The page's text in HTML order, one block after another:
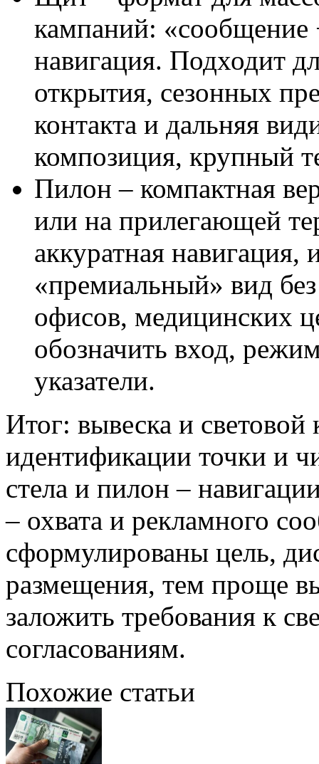
кампаний: «сообщение
навигация. Подходит
открытия, сезонных
контакта и дальняя
композиция, крупный
Пилон – компактная
или на прилегающей
аккуратная
«премиальный» вид
офисов, медицинских
обозначить вход,
указатели.
Итог: вывеска и
идентификации точки и
стела и пилон –
– охвата и рекламного
сформулированы цель,
размещения, тем проще
заложить требования к
согласованиям.
Похожие статьи